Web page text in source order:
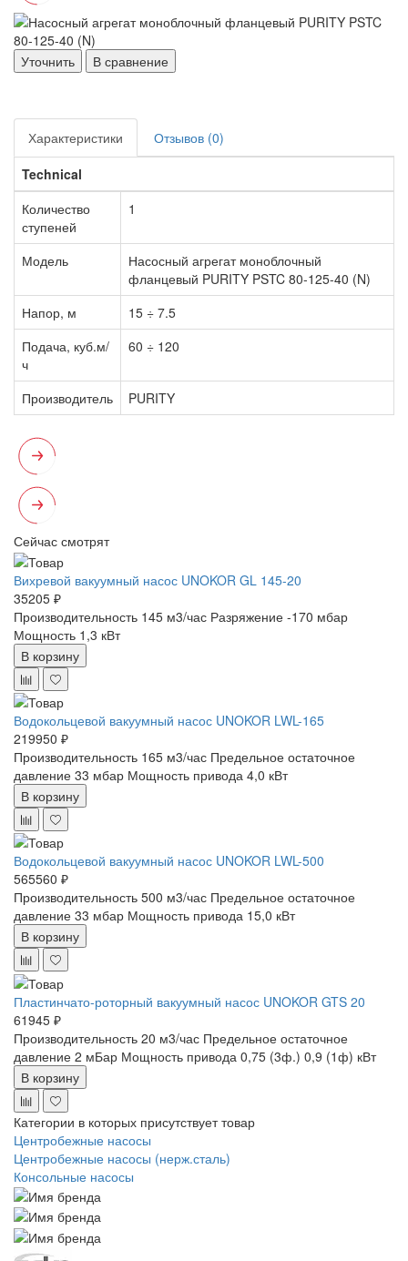
Уточнить В сравнение
Характеристики
Отзывов (0)
Technical
Количество
ступеней
1
Модель
Насосный агрегат моноблочный
фланцевый PURITY PSTC 80-125-40 (N)
Напор, м
15 ÷ 7.5
Подача, куб.м/
ч
60 ÷ 120
Производитель PURITY
Сейчас смотрят
Вихревой вакуумный насос UNOKOR GL 145-20
35205 ₽
Производительность 145 м3/час Разряжение -170 мбар
Мощность 1,3 кВт
В корзину
Водокольцевой вакуумный насос UNOKOR LWL-165
219950 ₽
Производительность 165 м3/час Предельное остаточное
давление 33 мбар Мощность привода 4,0 кВт
В корзину
Водокольцевой вакуумный насос UNOKOR LWL-500
565560 ₽
Производительность 500 м3/час Предельное остаточное
давление 33 мбар Мощность привода 15,0 кВт
В корзину
Пластинчато-роторный вакуумный насос UNOKOR GTS 20
61945 ₽
Производительность 20 м3/час Предельное остаточное
давление 2 мБар Мощность привода 0,75 (3ф.) 0,9 (1ф) кВт
В корзину
Категории в которых присутствует товар
Центробежные насосы
Центробежные насосы (нерж.сталь)
Консольные насосы